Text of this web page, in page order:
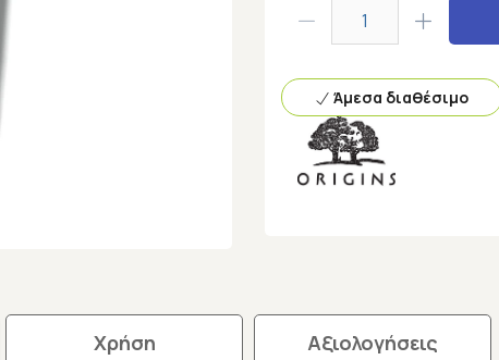
Άμεσα διαθέσιμο
Χρήση Αξιολογήσεις